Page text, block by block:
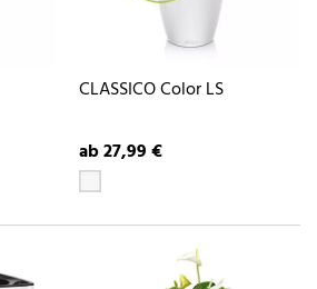
CLASSICO Color LS
ab 27,99 €